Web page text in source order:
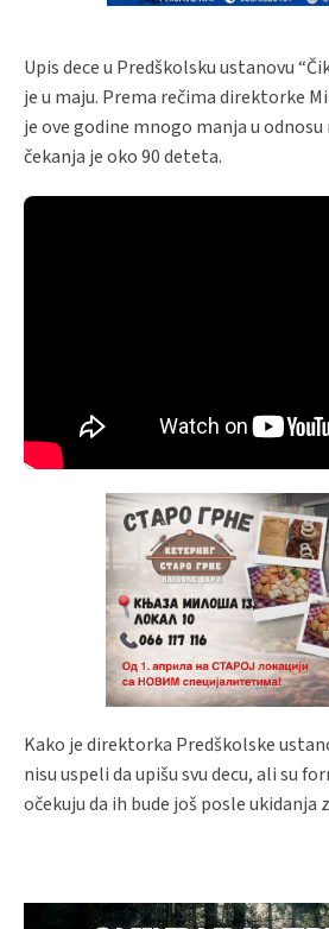
Upis dece u Predškolsku ustanovu
je u maju. Prema rečima direktorke
je ove godine mnogo manja u
čekanja je oko 90 deteta.
Kako je direktorka Predškolske
nisu uspeli da upišu svu decu, ali su
očekuju da ih bude još posle ukidanja